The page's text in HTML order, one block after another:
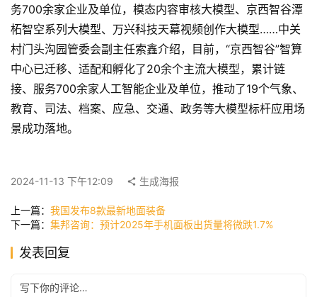
首
页
快
公
务700余家企业及单位，模态内容审核大模型、京西智谷潭
柘智空系列大模型、万兴科技天幕视频创作大模型……中关
村门头沟园管委会副主任索鑫介绍，目前，“京西智谷”智算
中心已迁移、适配和孵化了20余个主流大模型，累计链
接、服务700余家人工智能企业及单位，推动了19个气象、
教育、司法、档案、应急、交通、政务等大模型标杆应用场
景成功落地。
2024-11-13 下午12:09 生成海报
上一篇： 我国发布8款最新地面装备
下一篇： 集邦咨询：预计2025年手机面板出货量将微跌1.7%
发表回复